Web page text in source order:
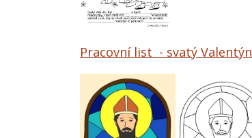
Pracovní list - svatý Valentýn